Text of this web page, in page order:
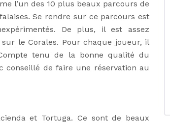
l’un des 10 plus beaux parcours de
Se rendre sur ce parcours est
De plus, il est assez
le Corales. Pour chaque joueur, il
tenu de la bonne qualité du
conseillé de faire une réservation au
et Tortuga. Ce sont de beaux